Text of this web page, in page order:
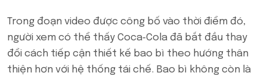
Trong đoạn video được công bố vào thời điểm đó,
người xem có thể thấy Coca‑Cola đã bắt đầu thay
đổi cách tiếp cận thiết kế bao bì theo hướng thân
thiện hơn với hệ thống tái chế. Bao bì không còn là